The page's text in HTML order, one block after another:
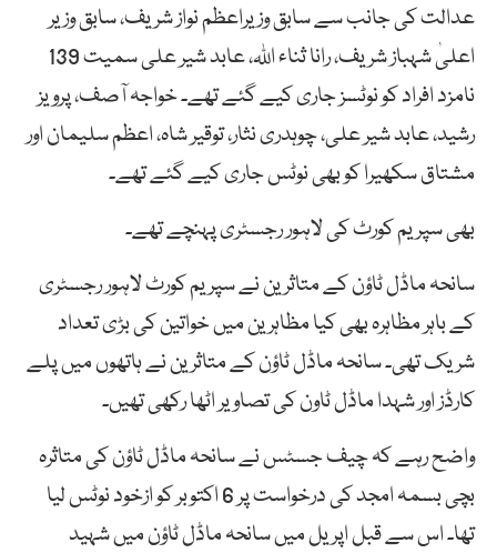
عدالت کی جانب سے سابق وزیراعظم نواز شریف، سابق وزیر
اعلیٰ شہباز شریف، رانا ثناء اللہ، عابد شیر علی سمیت 139
نامزد افراد کو نوٹسز جاری کیے گئے تھے۔ خواجہ آصف، پرویز
رشید، عابد شیر علی، چوہدری نثار، توقیر شاہ، اعظم سلیمان اور
مشتاق سکھیرا کو بھی نوٹس جاری کیے گئے تھے۔
بھی سپریم کورٹ کی لاہور رجسٹری پہنچے تھے۔
سانحہ ماڈل ٹاؤن کے متاثرین نے سپریم کورٹ لاہور رجسٹری
کے باہر مظاہرہ بھی کیا مظاہرین میں خواتین کی بڑی تعداد
شریک تھی۔ سانحہ ماڈل ٹاؤن کے متاثرین نے ہاتھوں میں پلے
کارڈز اور شہدا ماڈل ٹاون کی تصاویر اٹھا رکھی تھیں۔
واضح رہے کہ چیف جسٹس نے سانحہ ماڈل ٹاؤن کی متاثرہ
بچی بسمہ امجد کی درخواست پر 6 اکتوبر کو ازخود نوٹس لیا
تھا۔ اس سے قبل اپریل میں سانحہ ماڈل ٹاؤن میں شہید